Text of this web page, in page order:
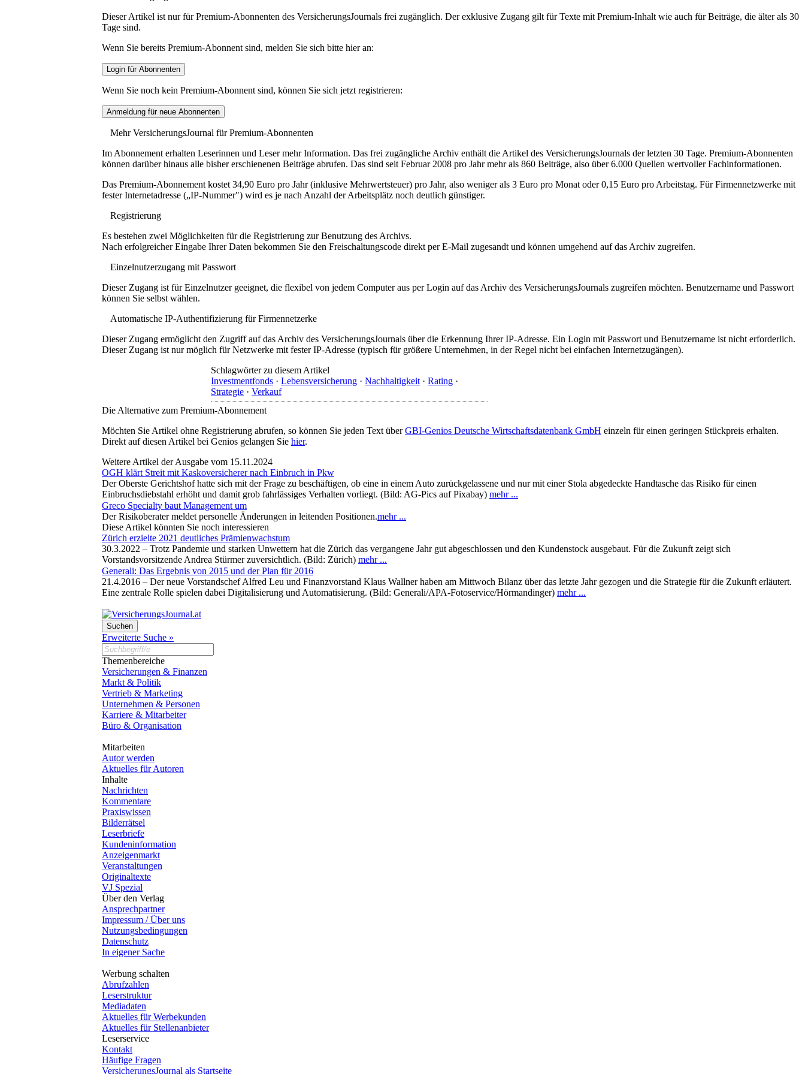
Dieser Artikel ist nur für Premium-Abonnenten des VersicherungsJournals frei zugänglich. Der exklusive Zugang gilt für Texte mit Premium-Inhalt wie auch für Beiträge, die älter als 30
Tage sind.
Wenn Sie bereits Premium-Abonnent sind, melden Sie sich bitte hier an:
Wenn Sie noch kein Premium-Abonnent sind, können Sie sich jetzt registrieren:
Mehr VersicherungsJournal für Premium-Abonnenten
Im Abonnement erhalten Leserinnen und Leser mehr Information. Das frei zugängliche Archiv enthält die Artikel des VersicherungsJournals der letzten 30 Tage. Premium-Abonnenten
können darüber hinaus alle bisher erschienenen Beiträge abrufen. Das sind seit Februar 2008 pro Jahr mehr als 860 Beiträge, also über 6.000 Quellen wertvoller Fachinformationen.
Das Premium-Abonnement kostet 34,90 Euro pro Jahr (inklusive Mehrwertsteuer) pro Jahr, also weniger als 3 Euro pro Monat oder 0,15 Euro pro Arbeitstag. Für Firmennetzwerke mit
fester Internetadresse („IP-Nummer") wird es je nach Anzahl der Arbeitsplätz noch deutlich günstiger.
Registrierung
Es bestehen zwei Möglichkeiten für die Registrierung zur Benutzung des Archivs.
Nach erfolgreicher Eingabe Ihrer Daten bekommen Sie den Freischaltungscode direkt per E-Mail zugesandt und können umgehend auf das Archiv zugreifen.
Einzelnutzerzugang mit Passwort
Dieser Zugang ist für Einzelnutzer geeignet, die flexibel von jedem Computer aus per Login auf das Archiv des VersicherungsJournals zugreifen möchten. Benutzername und Passwort
können Sie selbst wählen.
Automatische IP-Authentifizierung für Firmennetzerke
Dieser Zugang ermöglicht den Zugriff auf das Archiv des VersicherungsJournals über die Erkennung Ihrer IP-Adresse. Ein Login mit Passwort und Benutzername ist nicht erforderlich.
Dieser Zugang ist nur möglich für Netzwerke mit fester IP-Adresse (typisch für größere Unternehmen, in der Regel nicht bei einfachen Internetzugängen).
Schlagwörter zu diesem Artikel
Investmentfonds · Lebensversicherung · Nachhaltigkeit · Rating ·
Strategie · Verkauf
Die Alternative zum Premium-Abonnement
Möchten Sie Artikel ohne Registrierung abrufen, so können Sie jeden Text überGBI-Genios Deutsche Wirtschaftsdatenbank GmbH einzeln für einen geringen Stückpreis erhalten.
Direkt auf diesen Artikel bei Genios gelangen Sie hier.
Weitere Artikel der Ausgabe vom 15.11.2024
OGH klärt Streit mit Kaskoversicherer nach Einbruch in Pkw
Der Oberste Gerichtshof hatte sich mit der Frage zu beschäftigen, ob eine in einem Auto zurückgelassene und nur mit einer Stola abgedeckte Handtasche das Risiko für einen
Einbruchsdiebstahl erhöht und damit grob fahrlässiges Verhalten vorliegt. (Bild: AG-Pics auf Pixabay) mehr ...
Greco Specialty baut Management um
Der Risikoberater meldet personelle Änderungen in leitenden Positionen.mehr ...
Diese Artikel könnten Sie noch interessieren
Zürich erzielte 2021 deutliches Prämienwachstum
30.3.2022 – Trotz Pandemie und starken Unwettern hat die Zürich das vergangene Jahr gut abgeschlossen und den Kundenstock ausgebaut. Für die Zukunft zeigt sich
Vorstandsvorsitzende Andrea Stürmer zuversichtlich. (Bild: Zürich) mehr ...
Generali: Das Ergebnis von 2015 und der Plan für 2016
21.4.2016 – Der neue Vorstandschef Alfred Leu und Finanzvorstand Klaus Wallner haben am Mittwoch Bilanz über das letzte Jahr gezogen und die Strategie für die Zukunft erläutert.
Eine zentrale Rolle spielen dabei Digitalisierung und Automatisierung. (Bild: Generali/APA-Fotoservice/Hörmandinger) mehr ...
Erweiterte Suche »
Themenbereiche
Versicherungen & Finanzen
Markt & Politik
Vertrieb & Marketing
Unternehmen & Personen
Karriere & Mitarbeiter
Büro & Organisation
Mitarbeiten
Autor werden
Aktuelles für Autoren
Inhalte
Nachrichten
Kommentare
Praxiswissen
Bilderrätsel
Leserbriefe
Kundeninformation
Anzeigenmarkt
Veranstaltungen
Originaltexte
VJ Spezial
Über den Verlag
Ansprechpartner
Impressum / Über uns
Nutzungsbedingungen
Datenschutz
In eigener Sache
Werbung schalten
Abrufzahlen
Leserstruktur
Mediadaten
Aktuelles für Werbekunden
Aktuelles für Stellenanbieter
Leserservice
Kontakt
Häufige Fragen
VersicherungsJournal als Startseite